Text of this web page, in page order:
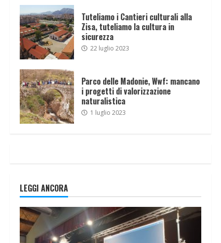
Tuteliamo i Cantieri culturali alla
Zisa, tuteliamo la cultura in
sicurezza
22 luglio 2023
Parco delle Madonie, Wwf: mancano
i progetti di valorizzazione
naturalistica
1 luglio 2023
LEGGI ANCORA